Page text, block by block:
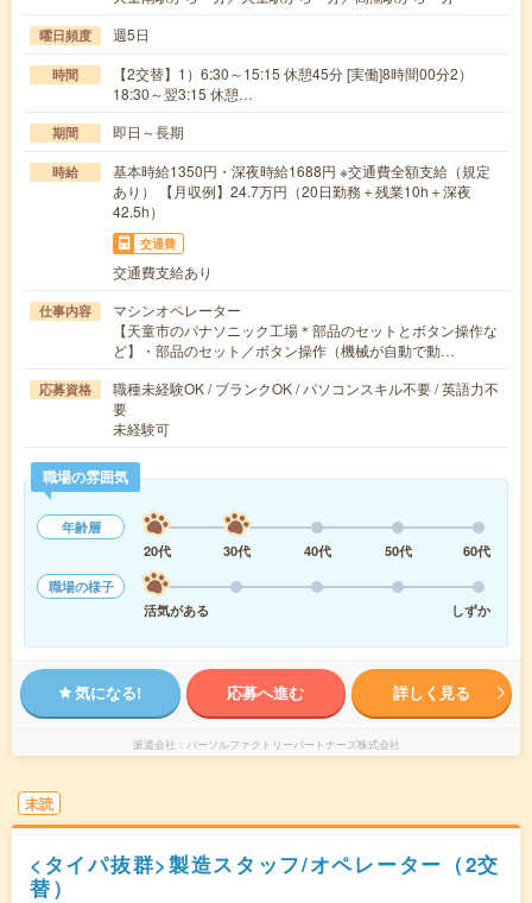
曜日頻度 週5日
時間
【2交替】1）6:30～15:15 休憩45分 [実働]8時間00分2）
18:30～翌3:15 休憩…
期間 即日～長期
時給
基本時給1350円・深夜時給1688円 ※交通費全額支給（規定
あり） 【月収例】24.7万円（20日勤務＋残業10h＋深夜
42.5h）
交通費
交通費支給あり
仕事内容
マシンオペレーター
【天童市のパナソニック工場＊部品のセットとボタン操作な
ど】・部品のセット／ボタン操作（機械が自動で動…
応募資格
職種未経験OK / ブランクOK / パソコンスキル不要 / 英語力不
要
未経験可
職場の雰囲気
年齢層
20代
30代 40代 50代
60代
職場の様子
活気がある
しずか
気になる! 応募へ進む 詳しく見る
派遣会社 パーソルファクトリーパートナーズ株式会社
未読
<タイパ抜群>製造スタッフ/オペレーター（2交
替）